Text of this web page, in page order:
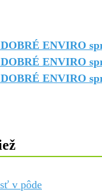
DOBRÉ ENVIRO
DOBRÉ ENVIRO
DOBRÉ ENVIRO